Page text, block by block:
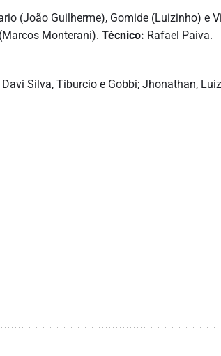
(João Guilherme), Gomide (Luizinho) e
Monterani). Técnico: Rafael Paiva.
Davi Silva, Tiburcio e Gobbi; Jhonathan, Luiz